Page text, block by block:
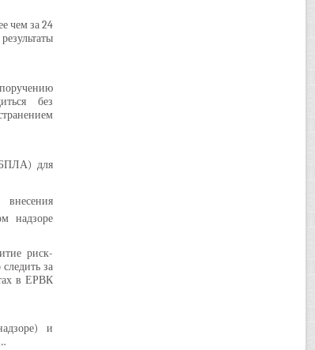
чем за 24
без
для
надзоре
риск-
за
в ЕРВК
и